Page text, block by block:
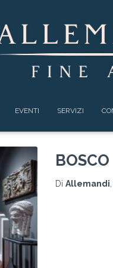
EVENTI SERVIZI
Di Allemandi,